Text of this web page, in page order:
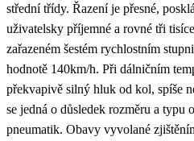
střední třídy. Řazení je přesné,
uživatelsky příjemné a rovné tři
zařazeném šestém rychlostním
hodnotě 140km/h. Při dálničním
překvapivě silný hluk od kol, spíše
se jedná o důsledek rozměru a
pneumatik. Obavy vyvolané